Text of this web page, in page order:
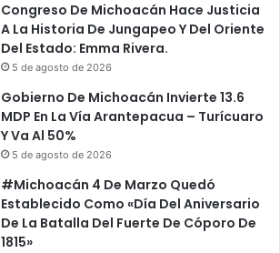
Congreso De Michoacán Hace Justicia
A La Historia De Jungapeo Y Del Oriente
Del Estado: Emma Rivera.
5 de agosto de 2026
Gobierno De Michoacán Invierte 13.6
MDP En La Vía Arantepacua – Turícuaro
Y Va Al 50%
5 de agosto de 2026
#Michoacán 4 De Marzo Quedó
Establecido Como «Día Del Aniversario
De La Batalla Del Fuerte De Cóporo De
1815»